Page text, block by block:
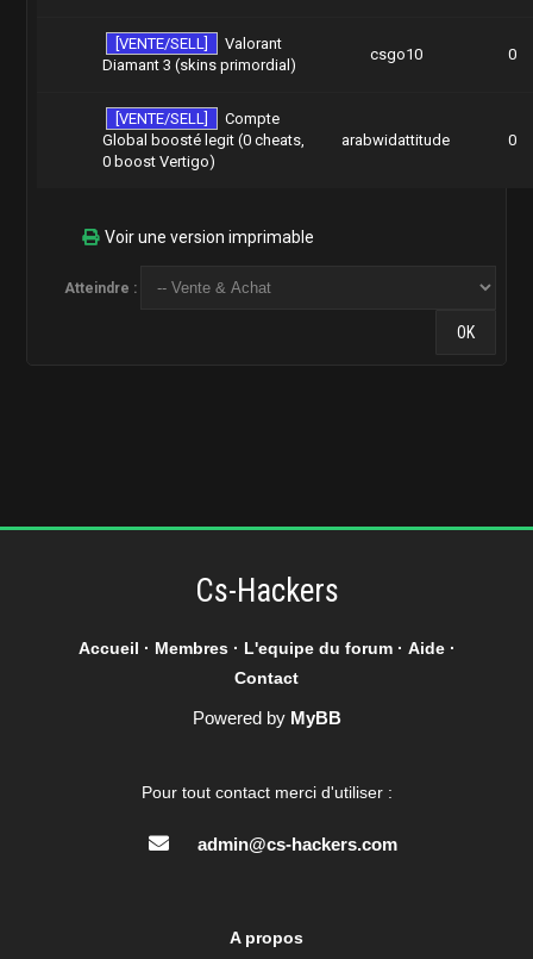
[VENTE/SELL]
Valorant
Diamant 3 (skins primordial)
csgo10 0
[VENTE/SELL]
Compte
Global boosté legit (0 cheats,
0 boost Vertigo)
arabwidattitude 0
Voir une version imprimable
Atteindre :
Cs-Hackers
Accueil · Membres· L'equipe du forum· Aide·
Contact
Powered by MyBB
Pour tout contact merci d'utiliser :
admin@cs-hackers.com
A propos